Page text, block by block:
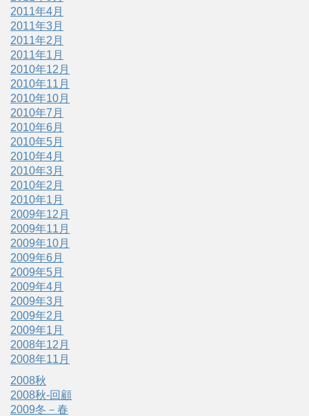
2011年4月
2011年3月
2011年2月
2011年1月
2010年12月
2010年11月
2010年10月
2010年7月
2010年6月
2010年5月
2010年4月
2010年3月
2010年2月
2010年1月
2009年12月
2009年11月
2009年10月
2009年6月
2009年5月
2009年4月
2009年3月
2009年2月
2009年1月
2008年12月
2008年11月
2008秋
2008秋-回顧
2009冬－春